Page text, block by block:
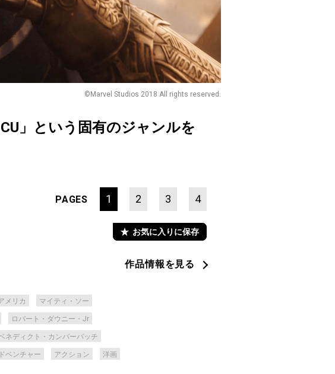
©Marvel Studios 2018 All rights reserved.
」という固有のジャンルを
PAGES 1 2 3 4
お気に入りに保存
メリカ マイティ・ソー
ロバート・ダウニー・Jr
ネディクト・カンバーバッチ
ベンチャー アクション 洋画
作品情報を見る